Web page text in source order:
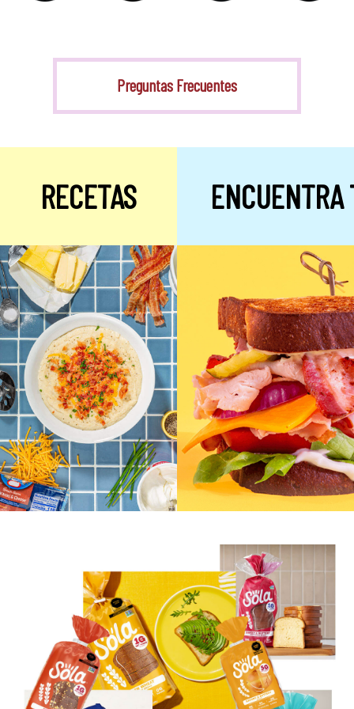
Alulosa
Eritritol
Preguntas Frecuentes
RECETAS